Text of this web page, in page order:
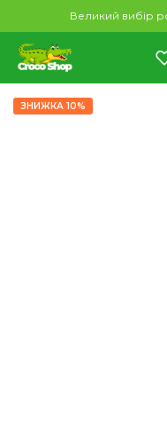
Великий вибір
ЗНИЖКА 10%